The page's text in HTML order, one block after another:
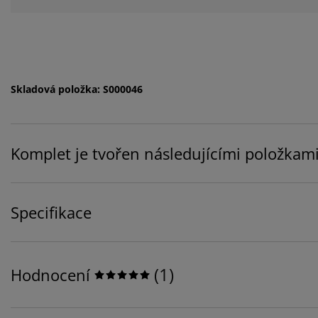
Skladová položka: S000046
Komplet je tvořen následujícími
Specifikace
Hodnocení (1)